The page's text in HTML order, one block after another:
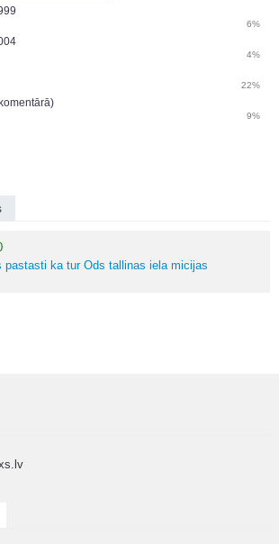
6%
4%
22%
9%
pastasti ka tur Ods tallinas iela micijas